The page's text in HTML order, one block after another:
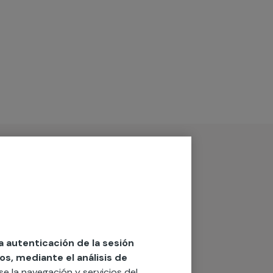
autenticación de la sesión
mediante el análisis de